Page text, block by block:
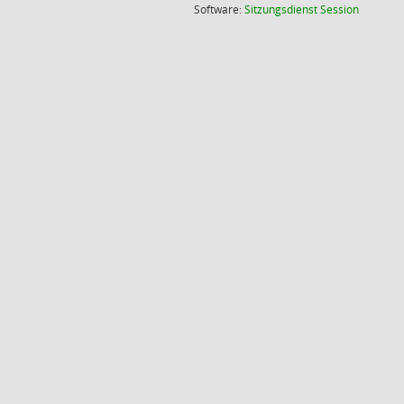
Software:SitzungsdienstSession(Wird in